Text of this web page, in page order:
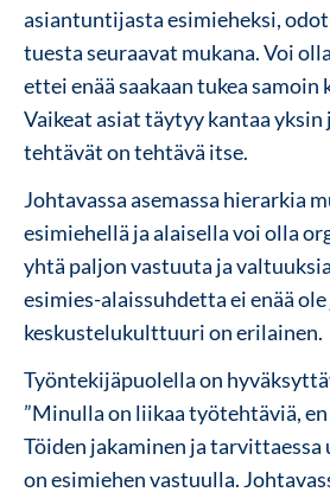
asiantuntijasta esimieheksi,
tuesta seuraavat mukana. Voi
ettei enää saakaan tukea samoin
Vaikeat asiat täytyy kantaa
tehtävät on tehtävä itse.
Johtavassa asemassa hierarkia
esimiehellä ja alaisella voi olla
yhtä paljon vastuuta ja
esimies-alaissuhdetta ei enää ole
keskustelukulttuuri on erilainen.
Työntekijäpuolella on
”Minulla on liikaa työtehtäviä,
Töiden jakaminen ja
on esimiehen vastuulla.